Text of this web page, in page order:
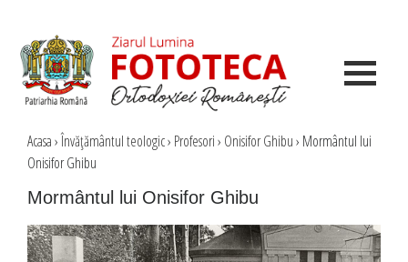
Acasa›Învăţământul teologic› Profesori› Onisifor Ghibu› Mormântul lui
Onisifor Ghibu
Mormântul lui Onisifor Ghibu